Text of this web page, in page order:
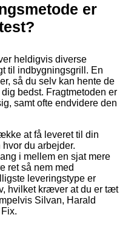
er
heldigvis diverse
til indbygningsgrill. En
så du selv kan hente de
bedst. Fragtmetoden er
samt ofte endvidere den
at få leveret til din
du arbejder.
i mellem en sjat mere
ret så nem med
leveringstype er
hvilket kræver at du er tæt
Silvan, Harald